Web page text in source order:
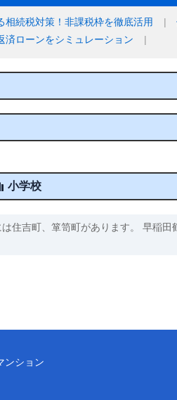
相続税対策！非課税枠を徹底活用
済ローンをシミュレーション
小学校
住吉町、箪笥町があります。 早稲
ンション